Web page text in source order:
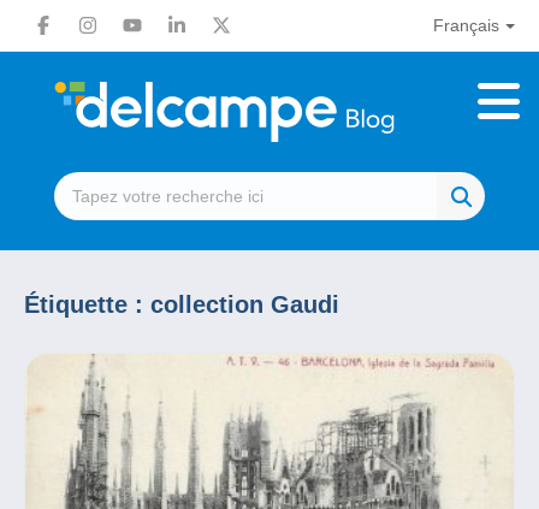
Français
Étiquette : collection Gaudi